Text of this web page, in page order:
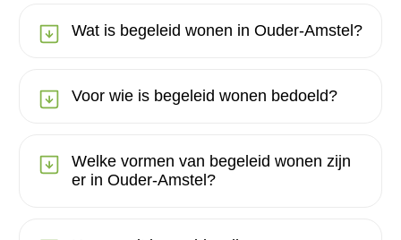
Wat is begeleid wonen in Ouder-Amstel?
Voor wie is begeleid wonen bedoeld?
Welke vormen van begeleid wonen zijn
er in Ouder-Amstel?